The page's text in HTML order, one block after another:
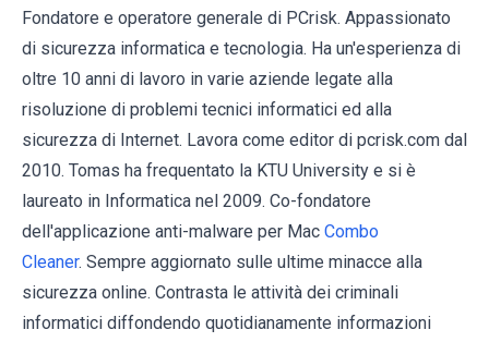
Fondatore e operatore generale di PCrisk. Appassionato
di sicurezza informatica e tecnologia. Ha un'esperienza di
oltre 10 anni di lavoro in varie aziende legate alla
risoluzione di problemi tecnici informatici ed alla
sicurezza di Internet. Lavora come editor di pcrisk.com dal
2010. Tomas ha frequentato la KTU University e si è
laureato in Informatica nel 2009. Co-fondatore
dell'applicazione anti-malware per Mac Combo
Cleaner. Sempre aggiornato sulle ultime minacce alla
sicurezza online. Contrasta le attività dei criminali
informatici diffondendo quotidianamente informazioni